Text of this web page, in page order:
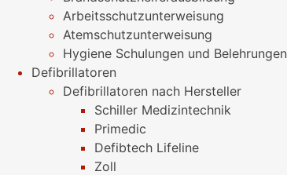
Arbeitsschutzunterweisung
Atemschutzunterweisung
Hygiene Schulungen und Belehrungen
Defibrillatoren
Defibrillatoren nach Hersteller
Schiller Medizintechnik
Primedic
Defibtech Lifeline
Zoll